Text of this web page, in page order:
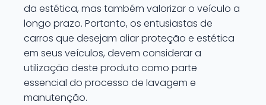
da estética, mas também valorizar o veículo a
longo prazo. Portanto, os entusiastas de
carros que desejam aliar proteção e estética
em seus veículos, devem considerar a
utilização deste produto como parte
essencial do processo de lavagem e
manutenção.